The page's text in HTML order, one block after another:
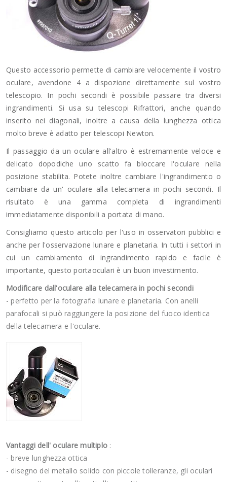
Questo accessorio permette di cambiare velocemente il vostro
oculare, avendone 4 a dispozione direttamente sul vostro
telescopio. In pochi secondi è possibile passare tra diversi
ingrandimenti. Si usa su telescopi Rifrattori, anche quando
inserito nei diagonali, inoltre a causa della lunghezza ottica
molto breve è adatto per telescopi Newton.
Il passaggio da un oculare all'altro è estremamente veloce e
delicato dopodiche uno scatto fa bloccare l'oculare nella
posizione stabilita. Potete inoltre cambiare l'ingrandimento o
cambiare da un' oculare alla telecamera in pochi secondi. Il
risultato è una gamma completa di ingrandimenti
immediatamente disponibili a portata di mano.
Consigliamo questo articolo per l'uso in osservatori pubblici e
anche per l'osservazione lunare e planetaria. In tutti i settori in
cui un cambiamento di ingrandimento rapido e facile è
importante, questo portaoculari è un buon investimento.
Modificare dall'oculare alla telecamera in pochi secondi
- perfetto per la fotografia lunare e planetaria. Con anelli
parafocali si può raggiungere la posizione del fuoco identica
della telecamera e l'oculare.
Vantaggi dell' oculare multiplo :
- breve lunghezza ottica
- disegno del metallo solido con piccole tolleranze, gli oculari